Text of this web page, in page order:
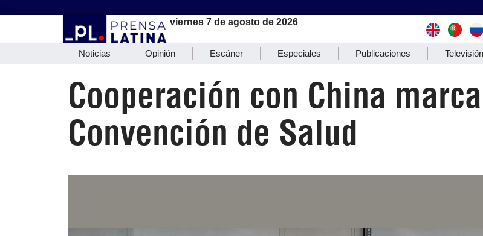
viernes 7 de agosto de 2026
Noticias Opinión Escáner Especiales Publicaciones Televisión
Cooperación con China
Convención de Salud